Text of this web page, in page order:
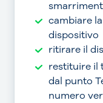
cambiare
dispositivo
ritirare il
restituire il
dal punto
numero